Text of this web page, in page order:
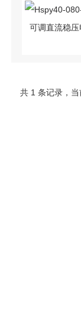
共 1 条记录，